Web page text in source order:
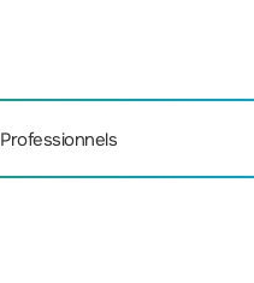
Professionnels